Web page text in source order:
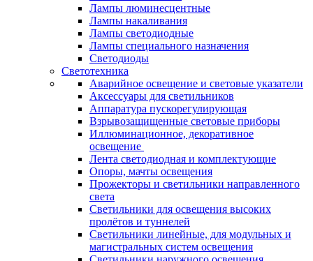
Лампы люминесцентные
Лампы накаливания
Лампы светодиодные
Лампы специального назначения
Светодиоды
Светотехника
Аварийное освещение и световые указатели
Аксессуары для светильников
Аппаратура пускорегулирующая
Взрывозащищенные световые приборы
Иллюминационное, декоративное
освещение
Лента светодиодная и комплектующие
Опоры, мачты освещения
Прожекторы и светильники направленного
света
Светильники для освещения высоких
пролётов и туннелей
Светильники линейные, для модульных и
магистральных систем освещения